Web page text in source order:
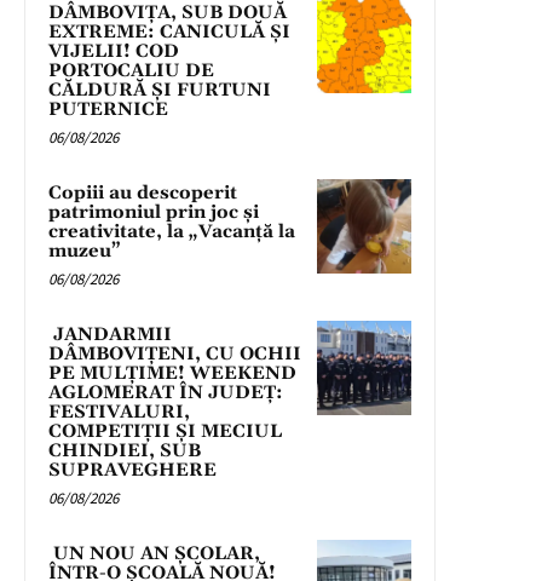
DÂMBOVIȚA, SUB DOUĂ
EXTREME: CANICULĂ ȘI
VIJELII! COD
PORTOCALIU DE
CĂLDURĂ ȘI FURTUNI
PUTERNICE
06/08/2026
Copiii au descoperit
patrimoniul prin joc și
creativitate, la „Vacanță la
muzeu”
06/08/2026
JANDARMII
DÂMBOVIȚENI, CU OCHII
PE MULȚIME! WEEKEND
AGLOMERAT ÎN JUDEȚ:
FESTIVALURI,
COMPETIȚII ȘI MECIUL
CHINDIEI, SUB
SUPRAVEGHERE
06/08/2026
UN NOU AN ȘCOLAR,
ÎNTR-O ȘCOALĂ NOUĂ!